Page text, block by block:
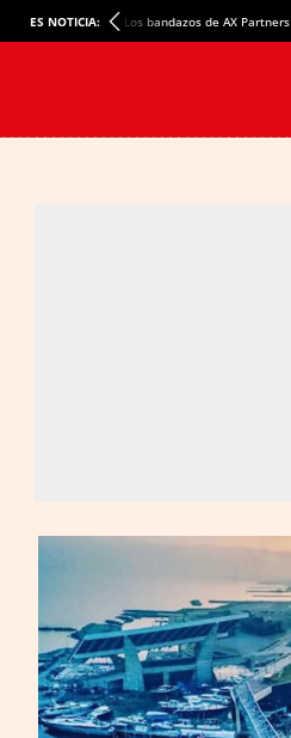
ES NOTICIA: Los bandazos de AX Partners